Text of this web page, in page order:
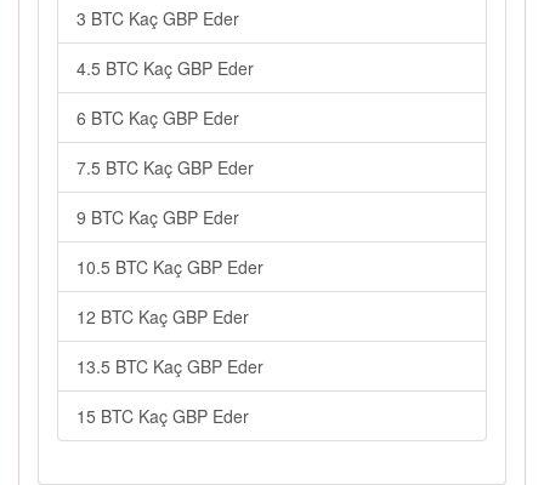
3 BTC Kaç GBP Eder
4.5 BTC Kaç GBP Eder
6 BTC Kaç GBP Eder
7.5 BTC Kaç GBP Eder
9 BTC Kaç GBP Eder
10.5 BTC Kaç GBP Eder
12 BTC Kaç GBP Eder
13.5 BTC Kaç GBP Eder
15 BTC Kaç GBP Eder